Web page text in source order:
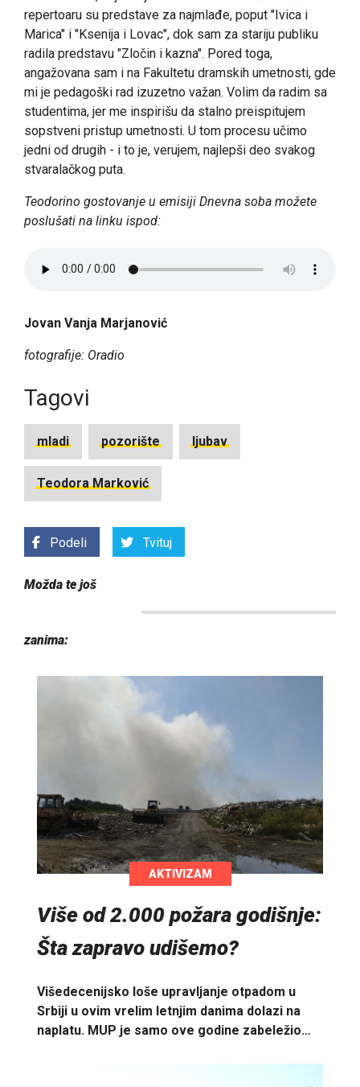
repertoaru su predstave za najmlađe, poput "Ivica i
Marica" i "Ksenija i Lovac", dok sam za stariju publiku
radila predstavu "Zločin i kazna". Pored toga,
angažovana sam i na Fakultetu dramskih umetnosti, gde
mi je pedagoški rad izuzetno važan. Volim da radim sa
studentima, jer me inspirišu da stalno preispitujem
sopstveni pristup umetnosti. U tom procesu učimo
jedni od drugih - i to je, verujem, najlepši deo svakog
stvaralačkog puta.
Teodorino gostovanje u emisiji Dnevna soba možete
poslušati na linku ispod:
Jovan Vanja Marjanović
fotografije: Oradio
Tagovi
mladi pozorište ljubav
Teodora Marković
Podeli Tvituj
Možda te još
zanima:
AKTIVIZAM
Više od 2.000 požara godišnje:
Šta zapravo udišemo?
Višedecenijsko loše upravljanje otpadom u
Srbiji u ovim vrelim letnjim danima dolazi na
naplatu. MUP je samo ove godine zabeležio…